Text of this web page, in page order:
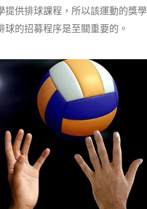
提供排球課程，所以該運動的獎
球的招募程序是至關重要的。